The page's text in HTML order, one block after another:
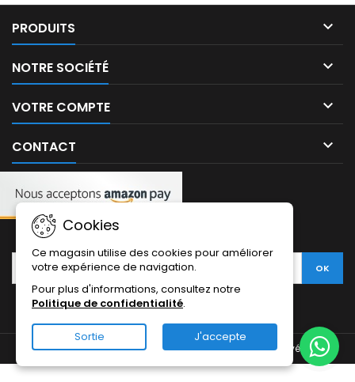
PRODUITS 
NOTRE SOCIÉTÉ 
VOTRE COMPTE 
CONTACT 
Cookies
Ce magasin utilise des cookies pour améliorer
votre expérience de navigation.
Pour plus d'informations, consultez notre
Politique de confidentialité.
Sortie J'accepte
© Copyright 2026 Pharmaphone. Tous droits réservés.